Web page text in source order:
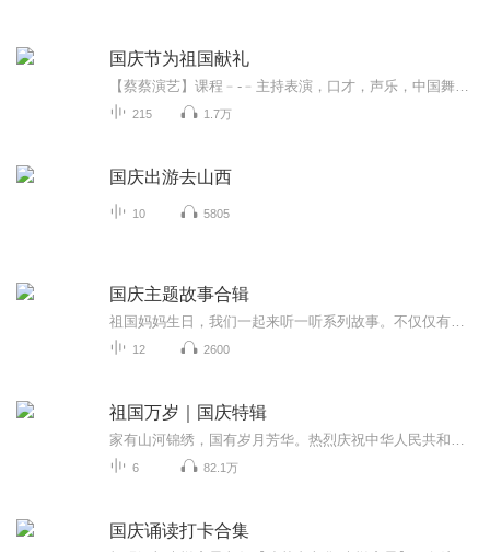
国庆节为祖国献礼
215 1.7万
国庆出游去山西
10 5805
国庆主题故事合辑
12 2600
祖国万岁｜国庆特辑
6 82.1万
国庆诵读打卡合集